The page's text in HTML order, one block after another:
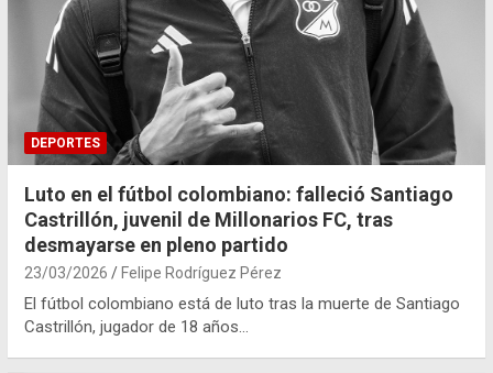
DEPORTES
Luto en el fútbol colombiano: falleció Santiago
Castrillón, juvenil de Millonarios FC, tras
desmayarse en pleno partido
23/03/2026 Felipe Rodríguez Pérez
El fútbol colombiano está de luto tras la muerte de Santiago
Castrillón, jugador de 18 años…